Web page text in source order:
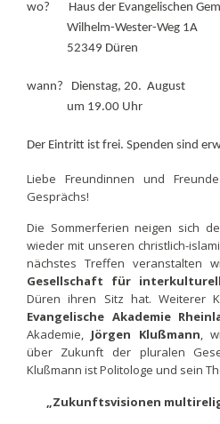
wo? Haus der Evangelischen
Wilhelm-Wester-Weg 1A
52349 Düren
wann? Dienstag, 20. August
um 19.00 Uhr
Der Eintritt ist frei. Spenden sind
Liebe Freundinnen und
Gesprächs!
Die Sommerferien neigen sich
wieder mit unseren christlich-
nächstes Treffen veranstalten
Gesellschaft für
Düren ihren Sitz hat. Weiterer
Evangelische Akademie
Akademie, Jörgen Klußmann,
über Zukunft der pluralen
Klußmann ist Politologe und sein
„Zukunftsvisionen